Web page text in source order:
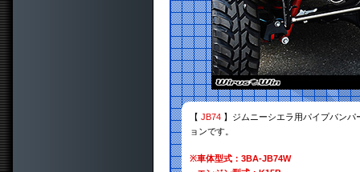
【 JB74 】ジムニーシエラ用パイプバン
ョンです。
※車体型式：3BA-JB74W